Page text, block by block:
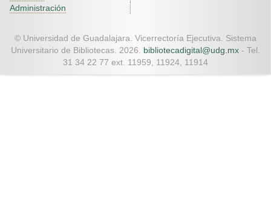
Administración
© Universidad de Guadalajara. Vicerrectoría Ejecutiva. Sistema
Universitario de Bibliotecas. 2026. bibliotecadigital@udg.mx - Tel.
31 34 22 77 ext. 11959, 11924, 11914